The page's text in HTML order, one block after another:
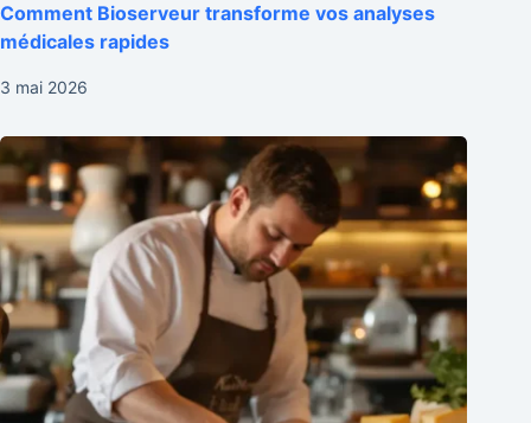
Comment Bioserveur transforme vos analyses
médicales rapides
3 mai 2026